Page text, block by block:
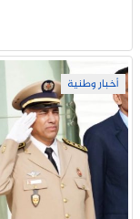
أخبار وطنية